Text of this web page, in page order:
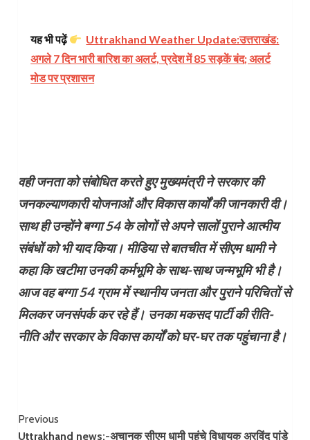
यह भी पढ़ें
Uttrakhand Weather Update:उत्तराखंड:
अगले 7 दिन भारी बारिश का अलर्ट, प्रदेश में 85 सड़कें बंद; अलर्ट
मोड पर प्रशासन
वही जनता को संबोधित करते हुए मुख्यमंत्री ने सरकार की
जनकल्याणकारी योजनाओं और विकास कार्यों की जानकारी दी।
साथ ही उन्होंने बग्गा 54 के लोगों से अपने सालों पुराने आत्मीय
संबंधों को भी याद किया। मीडिया से बातचीत में सीएम धामी ने
कहा कि खटीमा उनकी कर्मभूमि के साथ-साथ जन्मभूमि भी है।
आज वह बग्गा 54 ग्राम में स्थानीय जनता और पुराने परिचितों से
मिलकर जनसंपर्क कर रहे हैं। उनका मकसद पार्टी की रीति-
नीति और सरकार के विकास कार्यों को घर-घर तक पहुंचाना है।
Continue
Previous
Uttrakhand news:-अचानक सीएम धामी पहुंचे विधायक अरविंद पांडे